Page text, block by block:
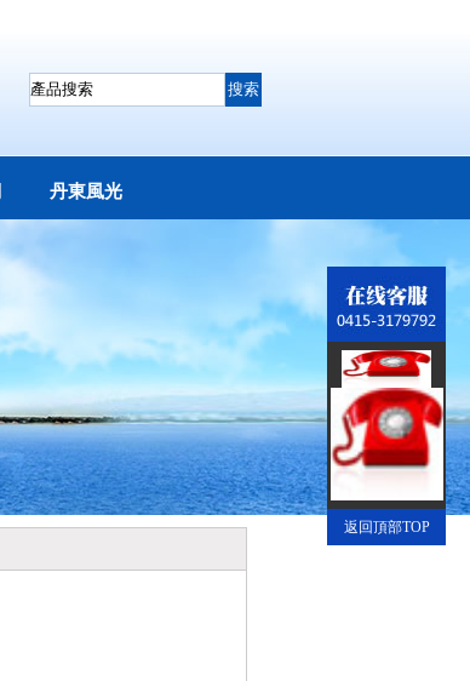
丹東風光
返回頂部TOP